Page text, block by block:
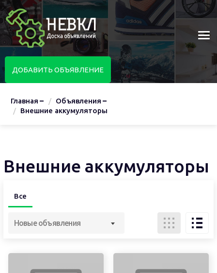
ДОБАВИТЬ ОБЪЯВЛЕНИЕ
Главная
Объявления
Внешние аккумуляторы
Внешние аккумуляторы
Все
Новые объявления